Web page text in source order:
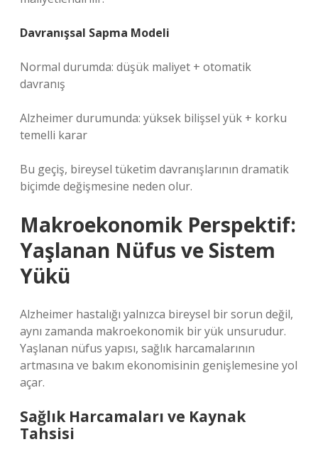
Davranışsal Sapma Modeli
Normal durumda: düşük maliyet + otomatik
davranış
Alzheimer durumunda: yüksek bilişsel yük + korku
temelli karar
Bu geçiş, bireysel tüketim davranışlarının dramatik
biçimde değişmesine neden olur.
Makroekonomik Perspektif:
Yaşlanan Nüfus ve Sistem
Yükü
Alzheimer hastalığı yalnızca bireysel bir sorun değil,
aynı zamanda makroekonomik bir yük unsurudur.
Yaşlanan nüfus yapısı, sağlık harcamalarının
artmasına ve bakım ekonomisinin genişlemesine yol
açar.
Sağlık Harcamaları ve Kaynak
Tahsisi